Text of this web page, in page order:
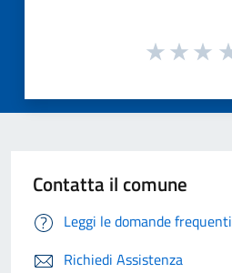
Contatta il comune
Leggi le domande frequenti
Richiedi Assistenza